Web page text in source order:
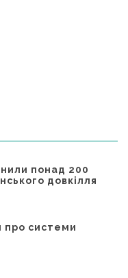
понад 200
довкілля
про системи